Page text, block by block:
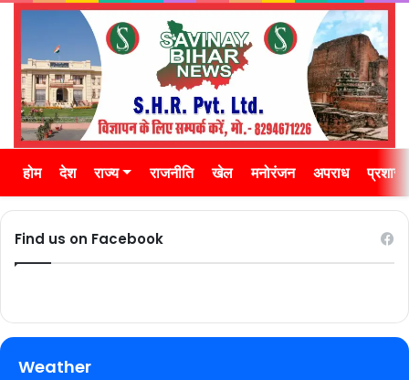
होम देश राज्य राजनीति खेल मनोरंजन अपराध
Find us on Facebook
Weather